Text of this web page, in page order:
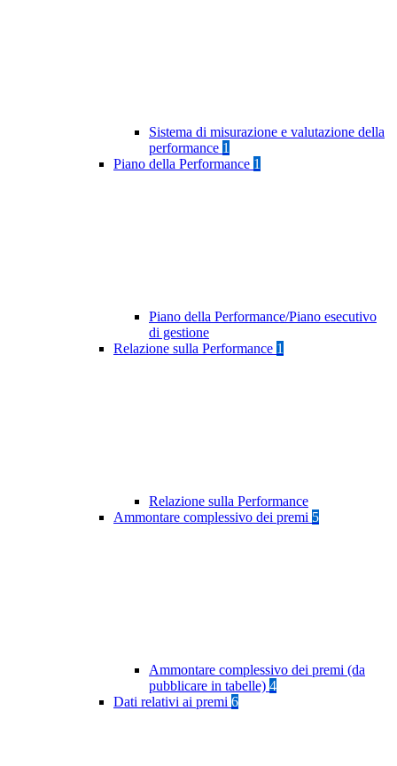
Sistema di misurazione e valutazione della
performance 1
Piano della Performance 1
Piano della Performance/Piano esecutivo
di gestione
Relazione sulla Performance 1
Relazione sulla Performance
Ammontare complessivo dei premi 5
Ammontare complessivo dei premi (da
pubblicare in tabelle) 4
Dati relativi ai premi 6